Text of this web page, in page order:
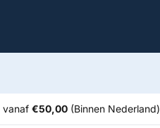
vanaf €50,00(Binnen Nederland)